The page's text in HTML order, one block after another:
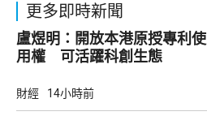
更多即時新聞
盧煜明：開放本港原授專利使
用權 可活躍科創生態
財經 14小時前